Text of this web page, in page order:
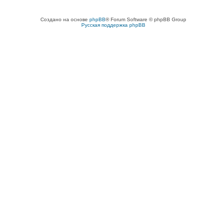
Создано на основе phpBB® Forum Software © phpBB Group
Русская поддержка phpBB